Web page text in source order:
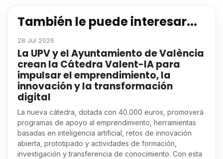
También le puede interesar...
28 Jul 2026
La UPV y el Ayuntamiento de València
crean la Cátedra Valent-IA para
impulsar el emprendimiento, la
innovación y la transformación
digital
La nueva cátedra, dotada con 40.000 euros, promoverá
programas de apoyo al emprendimiento, herramientas
basadas en inteligencia artificial, retos de innovación
abierta, prototipado y actividades de formación,
investigación y transferencia de conocimiento. Con esta